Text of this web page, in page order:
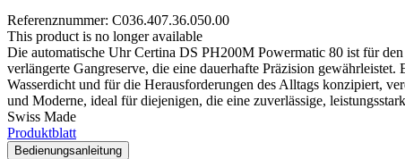
Referenznummer: C036.407.36.050.00
This product is no longer available
Die automatische Uhr Certina DS PH200M Powermatic 80 ist für
verlängerte Gangreserve, die eine dauerhafte Präzision
Wasserdicht und für die Herausforderungen des Alltags konzipiert,
und Moderne, ideal für diejenigen, die eine zuverlässige,
Swiss Made
Produktblatt
Bedienungsanleitung